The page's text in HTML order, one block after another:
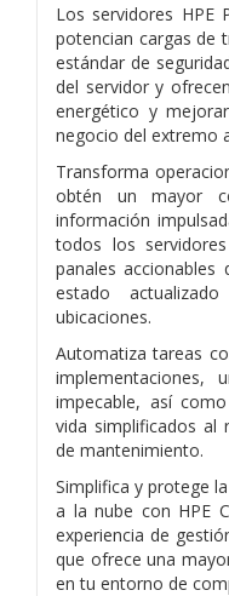
Los servidores HPE
potencian cargas de
estándar de
del servidor y
energético y
negocio del extremo
Transforma
obtén un mayor
información
todos los
panales
estado
ubicaciones.
Automatiza tareas
implementaciones,
impecable, así
vida simplificados al
de mantenimiento.
Simplifica y protege
a la nube con HPE
experiencia de
que ofrece una
en tu entorno de